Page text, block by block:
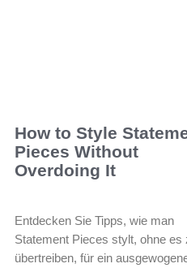
How to Style
Pieces Without
Overdoing It
Entdecken Sie Tipps, wie man
Statement Pieces stylt, ohne es
übertreiben, für ein